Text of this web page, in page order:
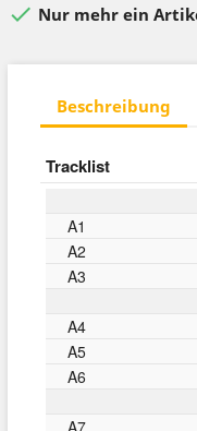
 Nur mehr ein
Beschreibung
Tracklist
A1
A2
A3
A4
A5
A6
A7